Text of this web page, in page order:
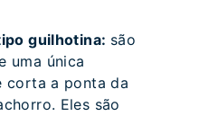
guilhotina: são
uma única
corta a ponta da
Eles são